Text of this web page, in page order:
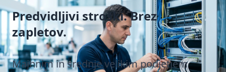
Predvidljivi stroški. Brez
zapletov.
Majhnim in srednje velikim podjetjem